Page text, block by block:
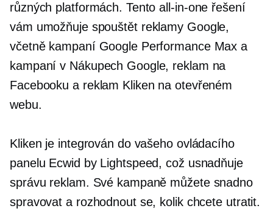
různých platformách. Tentoall-in-one řešení
vám umožňuje spouštět reklamy Google,
včetně kampaní Google Performance Max a
kampaní v Nákupech Google, reklam na
Facebooku a reklam Kliken na otevřeném
webu.
Kliken je integrován do vašeho ovládacího
panelu Ecwid by Lightspeed, což usnadňuje
správu reklam. Své kampaně můžete snadno
spravovat a rozhodnout se, kolik chcete utratit.